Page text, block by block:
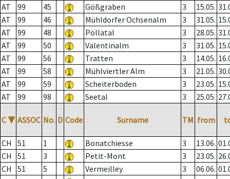
AT
99 45 Gößgraben 3 15.05.
AT
99 46 Mühldorfer Ochsenalm 3 31.05.
AT
99 48 Pöllatal 3 28.05.
AT
99 50 Valentinalm 3 31.05.
AT
99 56 Tratten 3 14.05.
AT
99 58 Mühlviertler Alm 3 21.05.
AT
99 59 Scheiterboden 3 23.05.
AT
99 98 Seetal 3 25.05.
C ▼ ASSOC No. D Code Surname TM from
CH 51 1 Bonatchiesse 3 13.06.
CH
51 3 Petit-Mont 3 23.05.
CH
51 5 Vermeilley 3 06.06.